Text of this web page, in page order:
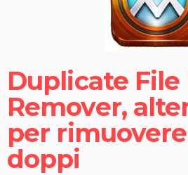
Duplicate File
Remover,
per
doppi